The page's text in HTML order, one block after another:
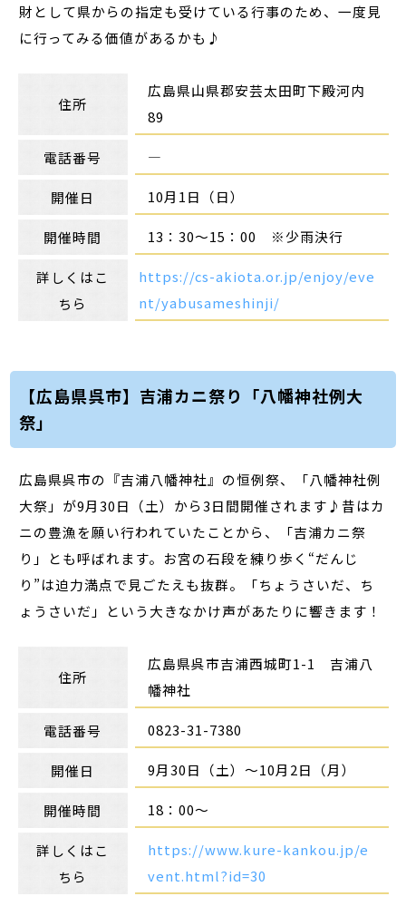
財として県からの指定も受けている行事のため、一度見
に行ってみる価値があるかも♪
住所
広島県山県郡安芸太田町下殿河内
89
電話番号 ―
開催日 10月1日（日）
開催時間 13：30～15：00 ※少雨決行
詳しくはこ
ちら
https://cs-akiota.or.jp/enjoy/eve
nt/yabusameshinji/
【広島県呉市】吉浦カニ祭り「八幡神社例大
祭」
広島県呉市の『吉浦八幡神社』の恒例祭、「八幡神社例
大祭」が9月30日（土）から3日間開催されます♪昔はカ
ニの豊漁を願い行われていたことから、「吉浦カニ祭
り」とも呼ばれます。お宮の石段を練り歩く“だんじ
り”は迫力満点で見ごたえも抜群。「ちょうさいだ、ち
ょうさいだ」という大きなかけ声があたりに響きます！
住所
広島県呉市吉浦西城町1-1 吉浦八
幡神社
電話番号 0823-31-7380
開催日 9月30日（土）～10月2日（月）
開催時間 18：00～
詳しくはこ
ちら
https://www.kure-kankou.jp/e
vent.html?id=30